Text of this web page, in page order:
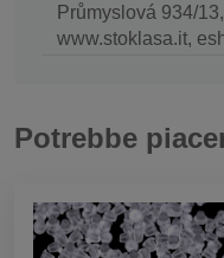
Průmyslová 934/
www.stoklasa.it,
Potrebbe